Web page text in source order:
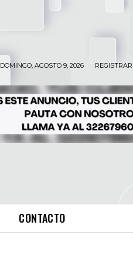
DOMINGO, AGOSTO 9, 2026
CONTACTO